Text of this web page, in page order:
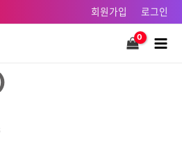
회원가입 로그인
Main